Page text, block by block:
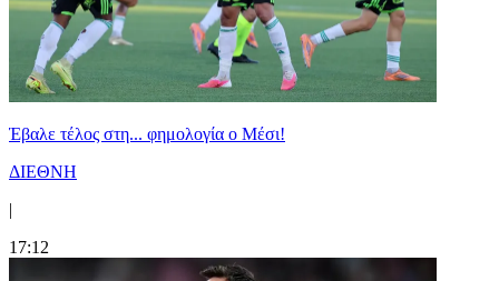
Έβαλε τέλος στη... φημολογία o Μέσι!
ΔΙΕΘΝΗ
|
17:12